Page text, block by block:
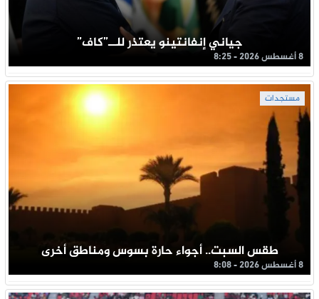
جياني إنفانتينو يعتذر للــ”كاف”
8 أغسطس 2026 - 8:25
مستجدات
طقس السبت.. أجواء حارة بسوس ومناطق أخرى
8 أغسطس 2026 - 8:08